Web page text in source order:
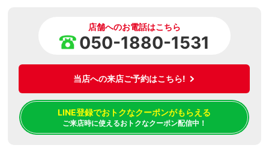
店舗へのお電話はこちら
050-1880-1531
当店への来店ご予約はこちら!
LINE登録でおトクなクーポンがもらえる
ご来店時に使えるおトクなクーポン配信中！